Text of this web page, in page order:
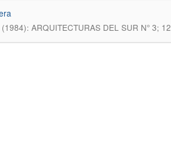
ARQUITECTURAS DEL SUR N° 3;